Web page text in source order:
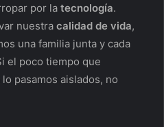
por la tecnología.
nuestra calidad de vida,
una familia junta y cada
el poco tiempo que
pasamos aislados, no